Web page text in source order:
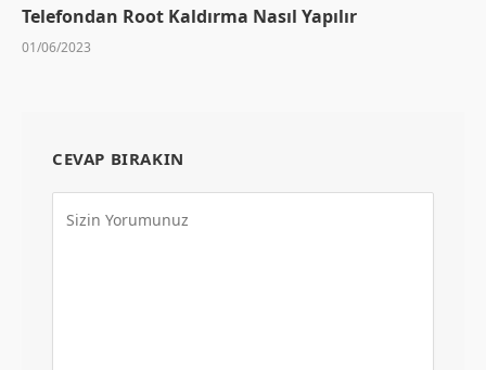
Telefondan Root Kaldırma Nasıl Yapılır
01/06/2023
CEVAP BIRAKIN